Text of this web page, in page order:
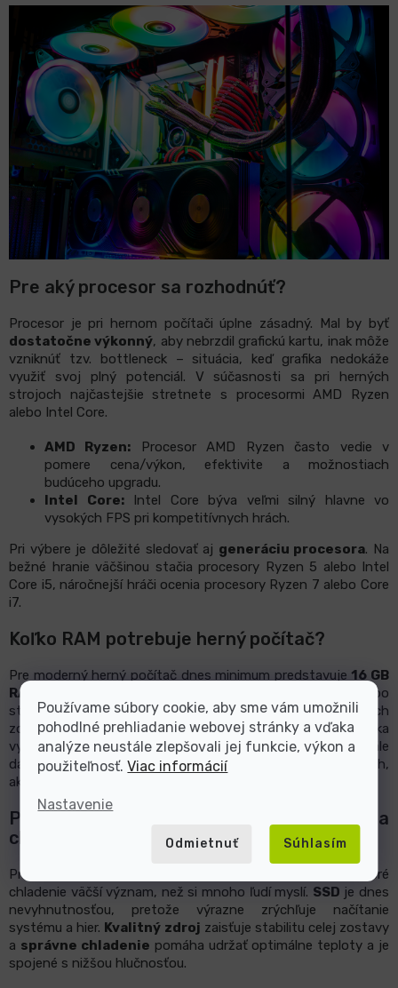
Používame súbory cookie, aby sme vám umožnili
pohodlné prehliadanie webovej stránky a vďaka
analýze neustále zlepšovali jej funkcie, výkon a
použiteľnosť.Viac informácií
Nastavenie
Odmietnuť Súhlasím
Pre aký procesor sa rozhodnúť?
Procesor je pri hernom počítači úplne zásadný. Mal by byť
dostatočne výkonný, aby nebrzdil grafickú kartu, inak môže
vzniknúť tzv. bottleneck – situácia, keď grafika nedokáže
využiť svoj plný potenciál. V súčasnosti sa pri herných
strojoch najčastejšie stretnete s procesormi AMD Ryzen
alebo Intel Core.
AMD Ryzen: Procesor AMD Ryzen často vedie v
pomere cena/výkon, efektivite a možnostiach
budúceho upgradu.
Intel Core:Intel Core býva veľmi silný hlavne vo
vysokých FPS pri kompetitívnych hrách.
Pri výbere je dôležité sledovať aj generáciu procesora. Na
bežné hranie väčšinou stačia procesory Ryzen 5 alebo Intel
Core i5, náročnejší hráči ocenia procesory Ryzen 7 alebo Core
i7.
Koľko RAM potrebuje herný počítač?
Pre moderný herný počítač dnes minimum predstavuje 16 GB
RAM
, ale pri náročnejších AAA hrách, multitaskingu alebo
streamovaní už dáva zmysel 32 GB RAM. Pri nových herných
zostavách sa dnes odporúča hlavne DDR5, ktorá ponúka
vyššie rýchlosti a lepšiu efektivitu než DDR4. DDR4 však stále
dáva zmysel pri lacnejších alebo upgradovaných zostavách,
ak nechcete meniť základnú dosku aj procesor.
Prečo venovať pozornosť aj SSD, zdroju a
chladeniu?
Pri výbere herného počítača majú SSD, kvalitný zdroj a dobré
chladenie väčší význam, než si mnoho ľudí myslí. SSD je dnes
nevyhnutnosťou, pretože výrazne zrýchľuje načítanie
systému a hier. Kvalitný zdroj zaisťuje stabilitu celej zostavy
a správne chladenie pomáha udržať optimálne teploty a je
spojené s nižšou hlučnosťou.